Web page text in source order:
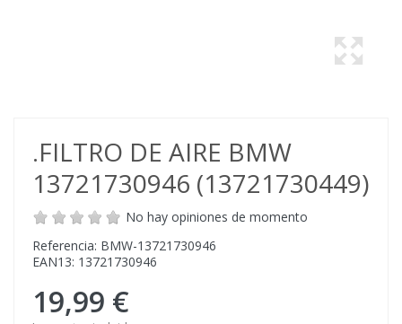
.FILTRO DE AIRE BMW
13721730946 (13721730449)
No hay opiniones de momento
Referencia: BMW-13721730946
EAN13: 13721730946
19,99 €